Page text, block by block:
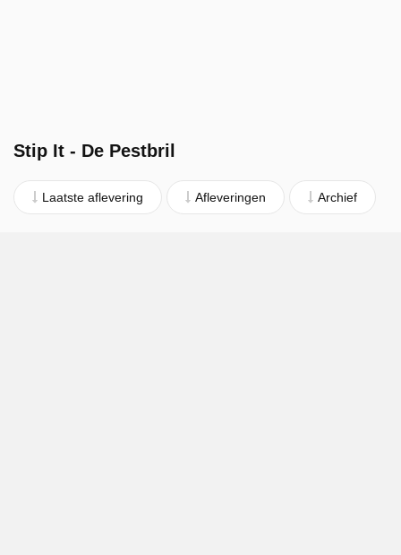
Stip It - De Pestbril
Laatste aflevering Afleveringen Archief